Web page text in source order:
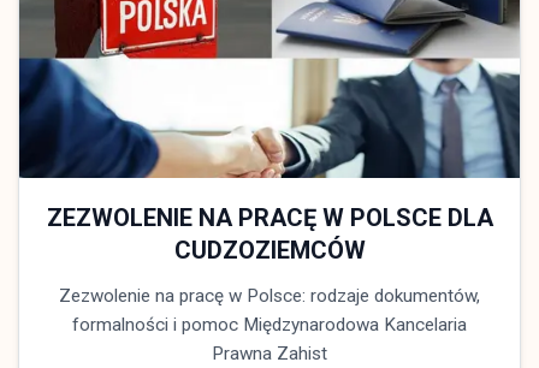
ZEZWOLENIE NA PRACĘ W POLSCE DLA
CUDZOZIEMCÓW
Zezwolenie na pracę w Polsce: rodzaje dokumentów,
formalności i pomoc Międzynarodowa Kancelaria
Prawna Zahist